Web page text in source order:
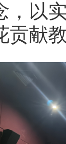
，以
贡献